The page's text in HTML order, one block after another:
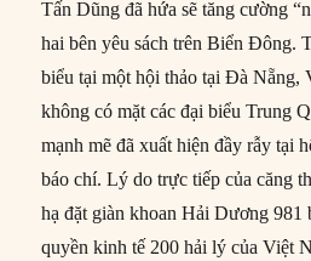
Tấn Dũng đã hứa sẽ tăng cường
hai bên yêu sách trên Biển Đông.
biểu tại một hội thảo tại Đà Nẵng,
không có mặt các đại biểu Trung
mạnh mẽ đã xuất hiện đầy rẫy tại
báo chí. Lý do trực tiếp của căng
hạ đặt giàn khoan Hải Dương 981
quyền kinh tế 200 hải lý của Việt